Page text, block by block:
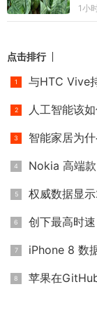
1小
点击排行
与HTC Vive持
人工智能该
智能家居为
Nokia 高端
权威数据显示
创下最高时
iPhone 8 数
苹果在GitHub